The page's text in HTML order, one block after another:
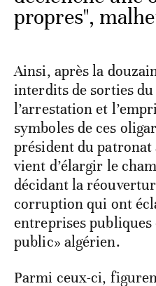
propres",
Ainsi, après la
interdits de sorties
l’arrestation et
symboles de ces
président du patronat
vient d’élargir le
décidant la
corruption qui ont
entreprises publiques
public» algérien.
Parmi ceux-ci,